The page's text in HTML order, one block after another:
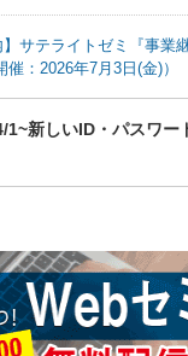
サテライトゼミ『事業
：2026年7月3日(金)）
1~新しいID・パスワー